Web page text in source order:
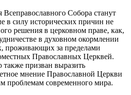
Собора станут
в силу исторических причин не
решения в церковном праве, как,
в духовном окормлении
проживающих за пределами
Православных Церквей.
призван выразить
мнение Православной Церкви
проблемам современного мира.